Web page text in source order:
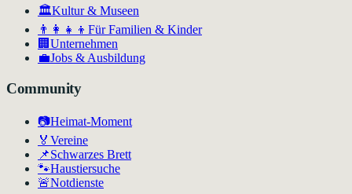
🏛Kultur & Museen
👨‍👩‍👧‍👦 Für Familien & Kinder
🏢 Unternehmen
💼Jobs & Ausbildung
Community
📷Heimat-Moment
🏅 Vereine
📌Schwarzes Brett
🐾Haustiersuche
🚨Notdienste